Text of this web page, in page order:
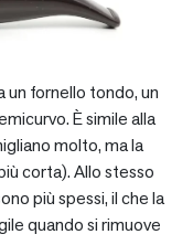
fornello tondo, un
È simile alla
molto, ma la
corta). Allo stesso
più spessi, il che la
quando si rimuove